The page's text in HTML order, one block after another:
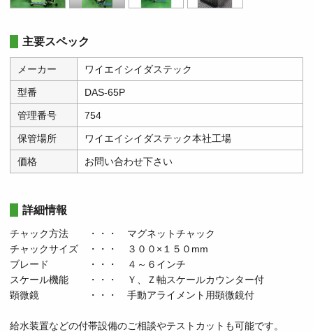
主要スペック
メーカー ワイエイシイダステック
型番 DAS-65P
管理番号 754
保管場所 ワイエイシイダステック本社工場
価格 お問い合わせ下さい
詳細情報
チャック方法 ・・・ マグネットチャック
チャックサイズ ・・・ ３００×１５０mm
ブレード ・・・ ４～６インチ
スケール機能 ・・・ Ｙ、Ｚ軸スケールカウンター付
顕微鏡 ・・・ 手動アライメント用顕微鏡付
給水装置などの付帯設備のご相談やテストカットも可能です。